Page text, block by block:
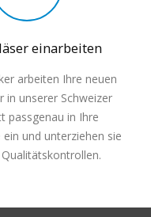
einarbeiten
arbeiten Ihre neuen
in unserer Schweizer
passgenau in Ihre
ein und unterziehen sie